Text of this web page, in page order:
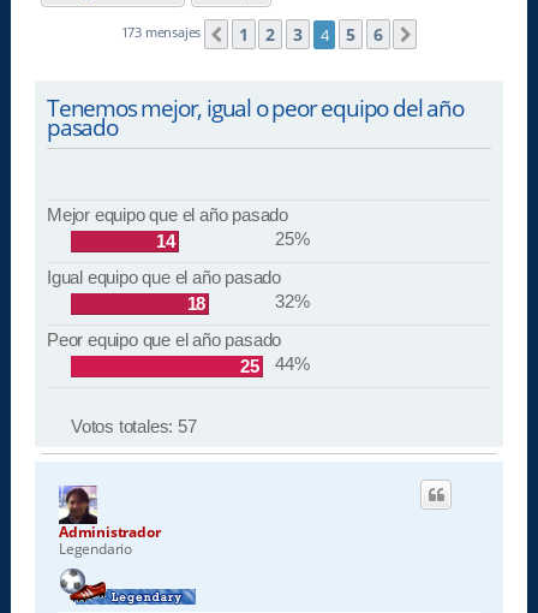
173 mensajes Anterior
1 2 3 4 5 6
Tenemos mejor, igual o peor equipo del año
pasado
Mejor equipo que el año pasado
14
25%
Igual equipo que el año pasado
18
32%
Peor equipo que el año pasado
25
44%
Votos totales: 57
Administrador
Legendario